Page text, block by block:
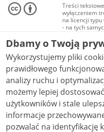
Treści
wyłączeniem
na licencji
- na tych
Materiały
audio i wideo,
Creative
niekomercyjne
NC-ND 4.0), o
Dbamy o Twoją
Wykorzystujemy pliki
prawidłowego
analizy ruchu i optymalizacji
możemy lepiej
użytkowników i stale ulepszać
informacje
pozwalać na identyfikację